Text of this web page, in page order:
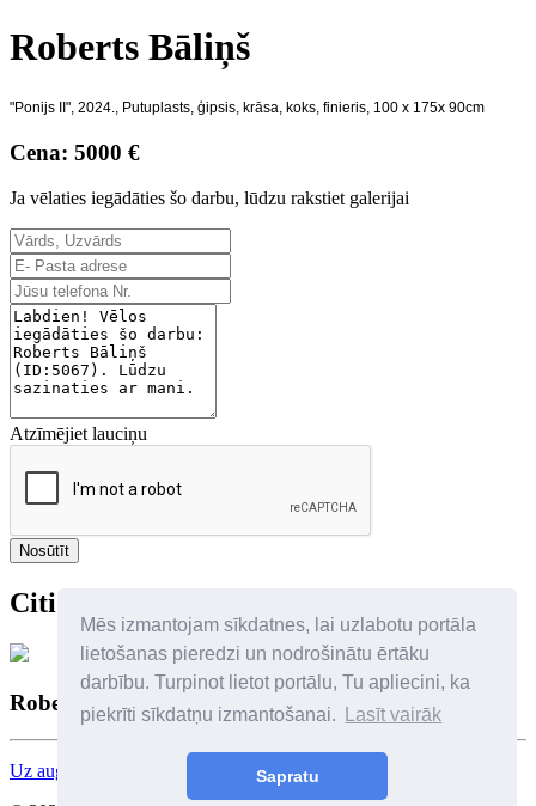
Mēs izmantojam sīkdatnes, lai uzlabotu portāla
lietošanas pieredzi un nodrošinātu ērtāku
darbību. Turpinot lietot portālu, Tu apliecini, ka
piekrīti sīkdatņu izmantošanai.
Lasīt vairāk
Sapratu
Roberts Bāliņš
"Ponijs II", 2024., Putuplasts, ģipsis, krāsa, koks, finieris, 100 x 175x 90cm
Cena: 5000 €
Ja vēlaties iegādāties šo darbu, lūdzu rakstiet galerijai
Atzīmējiet lauciņu
Nosūtīt
Citi autora darbi
Roberts Bāliņš
Uz augšu